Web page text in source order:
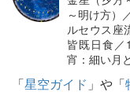
～明け方）
ルセウス座
皆既日食／
宵：細い月
「星空ガイド 」や「